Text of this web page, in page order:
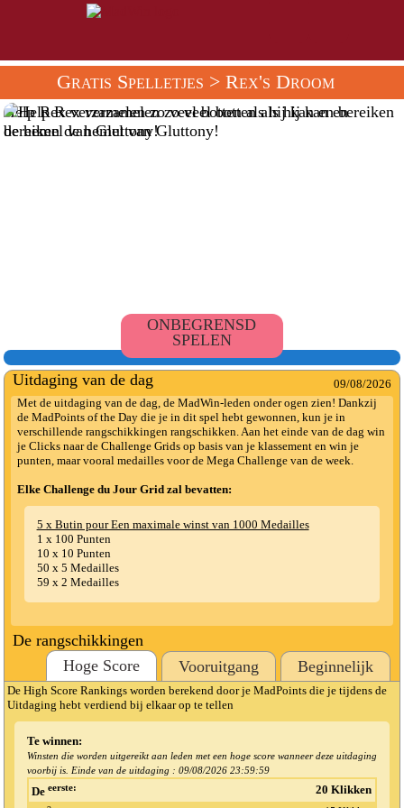
Gratis Spelletjes > Rex's Droom
Help Rex verzamelen zo veel botten als hij kan en bereiken
de hemel van Gluttony!
ONBEGRENSD
SPELEN
Uitdaging van de dag
09/08/2026
Met de uitdaging van de dag, de MadWin-leden onder ogen zien! Dankzij
de MadPoints of the Day die je in dit spel hebt gewonnen, kun je in
verschillende rangschikkingen rangschikken. Aan het einde van de dag win
je Clicks naar de Challenge Grids op basis van je klassement en win je
punten, maar vooral medailles voor de Mega Challenge van de week.
Elke Challenge du Jour Grid zal bevatten:
5 x Butin pour Een maximale winst van 1000 Medailles
1 x 100 Punten
10 x 10 Punten
50 x 5 Medailles
59 x 2 Medailles
De rangschikkingen
Hoge Score
Vooruitgang Beginnelijk
De High Score Rankings worden berekend door je MadPoints die je tijdens de
Uitdaging hebt verdiend bij elkaar op te tellen
Te winnen:
Winsten die worden uitgereikt aan leden met een hoge score wanneer deze uitdaging
voorbij is. Einde van de uitdaging : 09/08/2026 23:59:59
Deeerste: 20 Klikken